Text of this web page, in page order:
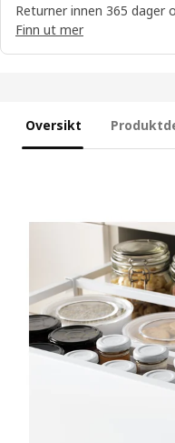
Returner innen 365 dager
Finn ut mer
Oversikt